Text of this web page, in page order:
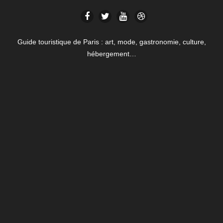
Guide touristique de Paris : art, mode, gastronomie, culture,
hébergement…